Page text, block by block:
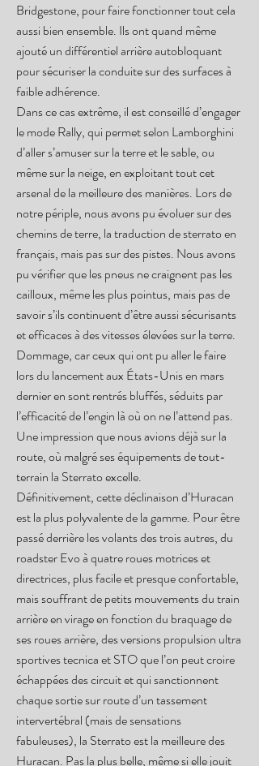
Bridgestone, pour faire fonctionner tout cela
aussi bien ensemble. Ils ont quand même
ajouté un différentiel arrière autobloquant
pour sécuriser la conduite sur des surfaces à
faible adhérence.
Dans ce cas extrême, il est conseillé d’engager
le mode Rally, qui permet selon Lamborghini
d’aller s’amuser sur la terre et le sable, ou
même sur la neige, en exploitant tout cet
arsenal de la meilleure des manières. Lors de
notre périple, nous avons pu évoluer sur des
chemins de terre, la traduction de sterrato en
français, mais pas sur des pistes. Nous avons
pu vérifier que les pneus ne craignent pas les
cailloux, même les plus pointus, mais pas de
savoir s’ils continuent d’être aussi sécurisants
et efficaces à des vitesses élevées sur la terre.
Dommage, car ceux qui ont pu aller le faire
lors du lancement aux États-Unis en mars
dernier en sont rentrés bluffés, séduits par
l’efficacité de l’engin là où on ne l’attend pas.
Une impression que nous avions déjà sur la
route, où malgré ses équipements de tout-
terrain la Sterrato excelle.
Définitivement, cette déclinaison d’Huracan
est la plus polyvalente de la gamme. Pour être
passé derrière les volants des trois autres, du
roadster Evo à quatre roues motrices et
directrices, plus facile et presque confortable,
mais souffrant de petits mouvements du train
arrière en virage en fonction du braquage de
ses roues arrière, des versions propulsion ultra
sportives tecnica et STO que l’on peut croire
échappées des circuit et qui sanctionnent
chaque sortie sur route d’un tassement
intervertébral (mais de sensations
fabuleuses), la Sterrato est la meilleure des
Huracan. Pas la plus belle, même si elle jouit